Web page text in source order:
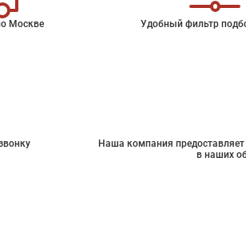
Москве Удобный фильтр
Наша компания
в наших